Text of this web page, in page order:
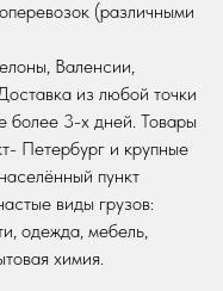
(различными
Валенсии,
из любой точки
более 3-х дней. Товары
Петербург и крупные
пункт
виды грузов:
одежда, мебель,
химия.